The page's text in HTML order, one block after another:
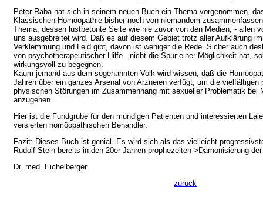
Peter Raba hat sich in seinem neuen Buch ein Thema vorgenommen,
Klassischen Homöopathie bisher noch von niemandem
Thema, dessen lustbetonte Seite wie nie zuvor von den Medien, - allen
uns ausgebreitet wird. Daß es auf diesem Gebiet trotz aller Aufklärung
Verklemmung und Leid gibt, davon ist weniger die Rede. Sicher auch
von psychotherapeutischer Hilfe - nicht die Spur einer Möglichkeit hat,
wirkungsvoll zu begegnen.
Kaum jemand aus dem sogenannten Volk wird wissen, daß die
Jahren über ein ganzes Arsenal von Arzneien verfügt, um die vielfältigen
physischen Störungen im Zusammenhang mit sexueller Problematik bei
anzugehen.
Hier ist die Fundgrube für den mündigen Patienten und interessierten
versierten homöopathischen Behandler.
Fazit: Dieses Buch ist genial. Es wird sich als das vielleicht
Rudolf Stein bereits in den 20er Jahren prophezeiten >Dämonisierung
Dr. med. Eichelberger
zurück